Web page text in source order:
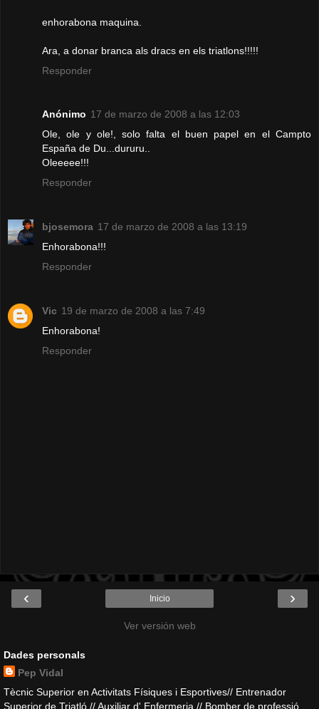
enhorabona maquina.
Ara, a donar branca als dracs en els triatlons!!!!!
Responder
Anónimo 17 de marzo de 2008 a las 12:03
Ole, ole y ole!, solo falta el buen papel en el Campto
España de Du...dururu..
Oleeeee!!!
Responder
bjosemora 17 de marzo de 2008 a las 13:19
Enhorabona!!!
Responder
Vic 19 de marzo de 2008 a las 7:49
Enhorabona!
Responder
‹ ›
Inicio
Ver versión web
Dades personals
Pep Vidal
Tècnic Superior en Activitats Físiques i Esportives// Entrenador
Superior de Triatló // Auxiliar d' Enfermeria // Bomber de professió